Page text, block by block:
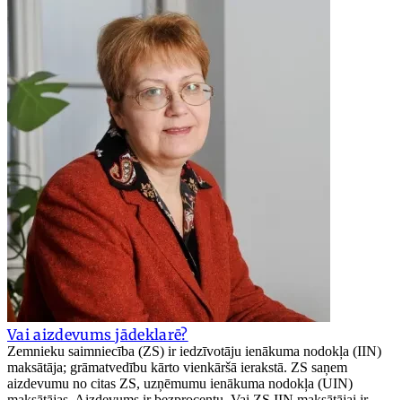
Vai aizdevums jādeklarē?
Zemnieku saimniecība (ZS) ir iedzīvotāju ienākuma nodokļa (IIN)
maksātāja; grāmatvedību kārto vienkāršā ierakstā. ZS saņem
aizdevumu no citas ZS, uzņēmumu ienākuma nodokļa (UIN)